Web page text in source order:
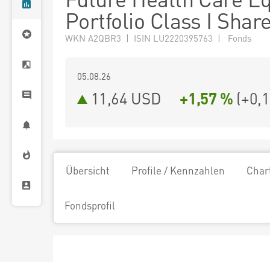
Portfolio Class I
WKN A2QBR3 | ISIN LU2220395763 | Fonds
05.08.26
11,64 USD +1,57 % (
Übersicht Profile / Kennzahlen
Fondsprofil